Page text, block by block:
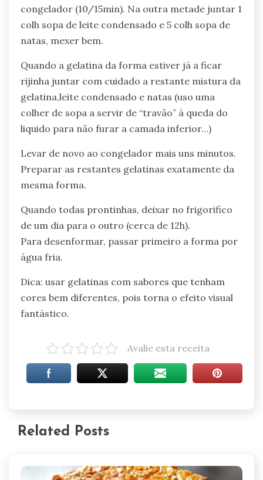
congelador (10/15min). Na outra metade juntar 1
colh sopa de leite condensado e 5 colh sopa de
natas, mexer bem.
Quando a gelatina da forma estiver já a ficar
rijinha juntar com cuidado a restante mistura da
gelatina,leite condensado e natas (uso uma
colher de sopa a servir de “travão” à queda do
liquido para não furar a camada inferior…)
Levar de novo ao congelador mais uns minutos.
Preparar as restantes gelatinas exatamente da
mesma forma.
Quando todas prontinhas, deixar no frigorifico
de um dia para o outro (cerca de 12h).
Para desenformar, passar primeiro a forma por
água fria.
Dica: usar gelatinas com sabores que tenham
cores bem diferentes, pois torna o efeito visual
fantástico.
Avalie esta receita
Related Posts